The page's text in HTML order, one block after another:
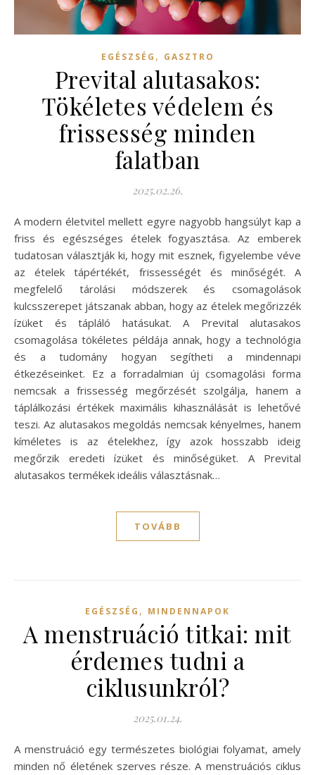
EGÉSZSÉG , GASZTRO
Prevital alutasakos:
Tökéletes védelem és
frissesség minden
falatban
2025.02.26.
A modern életvitel mellett egyre nagyobb hangsúlyt kap a
friss és egészséges ételek fogyasztása. Az emberek
tudatosan választják ki, hogy mit esznek, figyelembe véve
az ételek tápértékét, frissességét és minőségét. A
megfelelő tárolási módszerek és csomagolások
kulcsszerepet játszanak abban, hogy az ételek megőrizzék
ízüket és tápláló hatásukat. A Prevital alutasakos
csomagolása tökéletes példája annak, hogy a technológia
és a tudomány hogyan segítheti a mindennapi
étkezéseinket. Ez a forradalmian új csomagolási forma
nemcsak a frissesség megőrzését szolgálja, hanem a
táplálkozási értékek maximális kihasználását is lehetővé
teszi. Az alutasakos megoldás nemcsak kényelmes, hanem
kíméletes is az ételekhez, így azok hosszabb ideig
megőrzik eredeti ízüket és minőségüket. A Prevital
alutasakos termékek ideális választásnak…
TOVÁBB
EGÉSZSÉG , MINDENNAPOK
A menstruáció titkai: mit
érdemes tudni a
ciklusunkról?
2025.01.24.
A menstruáció egy természetes biológiai folyamat, amely
minden nő életének szerves része. A menstruációs ciklus